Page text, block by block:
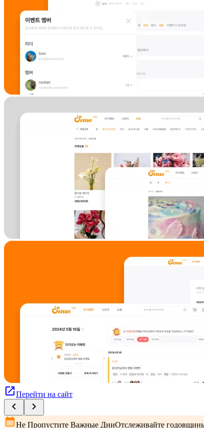
open_in_newПерейти на сайт
chevron_left
chevron_right
calendar_monthНе Пропустите Важные ДниОтслеживайте